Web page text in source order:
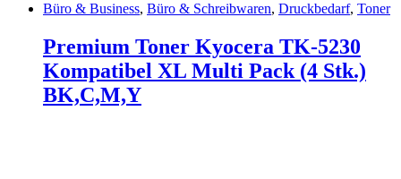
Büro & Business, Büro & Schreibwaren, Druckbedarf, Toner
Premium Toner Kyocera TK-5230
Kompatibel XL Multi Pack (4 Stk.)
BK,C,M,Y